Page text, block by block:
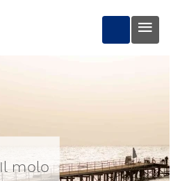
PRENOTA
Il molo